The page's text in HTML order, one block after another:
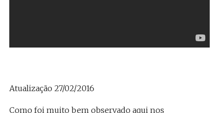
Atualização 27/02/2016
Como foi muito bem observado aqui nos